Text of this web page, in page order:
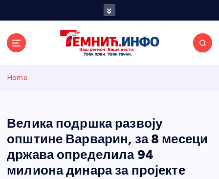
и портал
Home
Велика подршка развоју
општине Варварин, за 8 месеци
држава определила 94
милиона динара за пројекте